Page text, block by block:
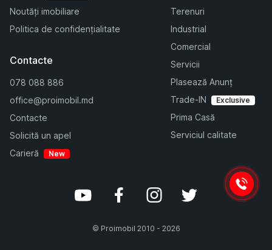
Noutăți imobiliare
Politica de confidențialitate
Terenuri
Industrial
Comercial
Servicii
Plasează Anunț
Trade-IN
Exclusive
Prima Casă
Serviciul calitate
Contacte
078 088 886
office@proimobil.md
Contacte
Solicită un apel
Carieră
New
© Proimobil 2010 - 2026